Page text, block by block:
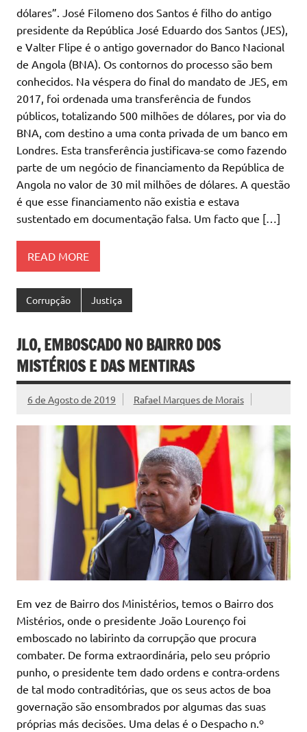
dólares”. José Filomeno dos Santos é filho do antigo
presidente da República José Eduardo dos Santos (JES),
e Valter Flipe é o antigo governador do Banco Nacional
de Angola (BNA). Os contornos do processo são bem
conhecidos. Na véspera do final do mandato de JES, em
2017, foi ordenada uma transferência de fundos
públicos, totalizando 500 milhões de dólares, por via do
BNA, com destino a uma conta privada de um banco em
Londres. Esta transferência justificava-se como fazendo
parte de um negócio de financiamento da República de
Angola no valor de 30 mil milhões de dólares. A questão
é que esse financiamento não existia e estava
sustentado em documentação falsa. Um facto que […]
READ MORE
Corrupção Justiça
JLO, EMBOSCADO NO BAIRRO DOS
MISTÉRIOS E DAS MENTIRAS
6 de Agosto de 2019 Rafael Marques de Morais
Em vez de Bairro dos Ministérios, temos o Bairro dos
Mistérios, onde o presidente João Lourenço foi
emboscado no labirinto da corrupção que procura
combater. De forma extraordinária, pelo seu próprio
punho, o presidente tem dado ordens e contra-ordens
de tal modo contraditórias, que os seus actos de boa
governação são ensombrados por algumas das suas
próprias más decisões. Uma delas é o Despacho n.º